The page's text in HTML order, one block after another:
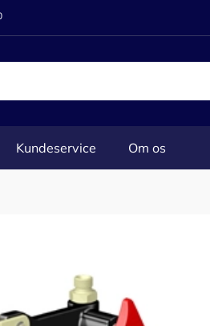
Kundeservice Om os